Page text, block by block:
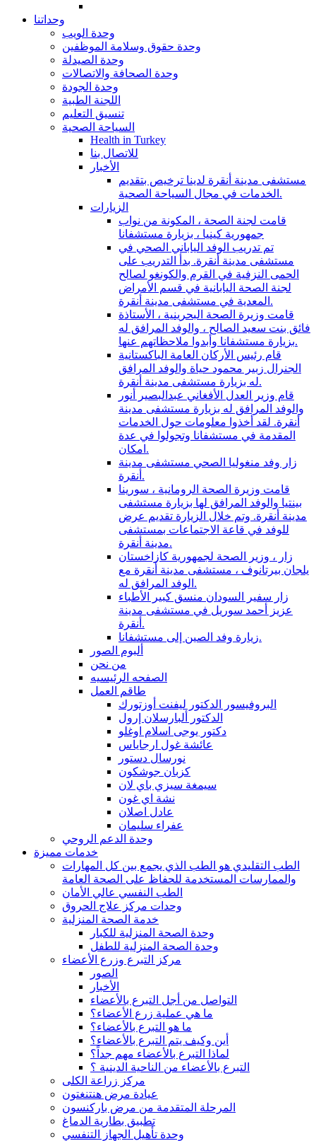
وحداتنا
وحدة الويب
وحدة حقوق وسلامة الموظفين
وحدة الصيدلة
وحدة الصحافة والاتصالات
وحدة الجودة
اللجنة الطبية
تنسيق التعليم
السياحة الصحية
Health in Turkey
للاتصال بنا
الأخبار
مستشفى مدينة أنقرة لدينا ترخيص بتقديم
الخدمات في مجال السياحة الصحية.
الزيارات
قامت لجنة الصحة ، المكونة من نواب
جمهورية كينيا ، بزيارة مستشفانا
تم تدريب الوفد الياباني الصحي في
مستشفى مدينة أنقرة. بدأ التدريب على
الحمى النزفية في القرم والكونغو لصالح
لجنة الصحة اليابانية في قسم الأمراض
المعدية في مستشفى مدينة أنقرة.
قامت وزيرة الصحة البحرينية ، الأستاذة
فائق بنت سعيد الصالح ، والوفد المرافق له
بزيارة مستشفانا وأبدوا ملاحظاتهم عنها.
قام رئيس الأركان العامة الباكستانية
الجنرال زبير محمود حياة والوفد المرافق
له بزيارة مستشفى مدينة أنقرة.
قام وزير العدل الأفغاني عبدالبصير أنور
والوفد المرافق له بزيارة مستشفى مدينة
أنقرة. لقد أخذوا معلومات حول الخدمات
المقدمة في مستشفانا وتجولوا في عدة
امكان.
زار وفد منغوليا الصحي مستشفى مدينة
أنقرة.
قامت وزيرة الصحة الرومانية ، سورينا
بينتيا والوفد المرافق لها بزيارة مستشفى
مدينة أنقرة. وتم خلال الزيارة تقديم عرض
للوفد في قاعة الاجتماعات بمستشفى
مدينة أنقرة.
زار ، وزير الصحة لجمهورية كازاخستان
يلجان بيرتانوف ، مستشفى مدينة أنقرة مع
الوفد المرافق له.
زار سفير السودان منسق كبير الأطباء
عزيز أحمد سوريل في مستشفى مدينة
أنقرة.
زيارة وفد الصين إلى مستشفانا.
ألبوم الصور
من نحن
الصفحه الرئيسيه
طاقم العمل
البروفيسور الدكتور ليفنت أوزتورك
الدكتور ألبارسلان إرول
دكتور يوجى اسلام اوغلو
عائشة غول ارجاياس
نورسال دستور
كزبان جوشكون
سيمغة سيزي باي لان
نشة اي غون
عادل اصلان
عفراء سليمان
وحدة الدعم الروحي
خدمات مميزة
الطب التقليدي هو الطب الذي يجمع بين كل المهارات
والممارسات المستخدمة للحفاظ على الصحة العامة
الطب النفسي عالي الأمان
وحدات مركز علاج الحروق
خدمة الصحة المنزلية
وحدة الصحة المنزلية للكبار
وحدة الصحة المنزلية للطفل
مركز التبرع وزرع الأعضاء
الصور
الأخبار
التواصل من أجل التبرع بالأعضاء
ما هي عملية زرع الأعضاء؟
ما هو التبرع بالأعضاء؟
أين وكيف يتم التبرع بالأعضاء؟
لماذا التبرع بالأعضاء مهم جداً؟
التبرع بالأعضاء من الناحية الدينية ؟
مركز زراعة الكلى
عيادة مرض هنتنغتون
المرحلة المتقدمة من مرض باركنسون
تطبيق بطارية الدماغ
وحدة تأهيل الجهاز التنفسي